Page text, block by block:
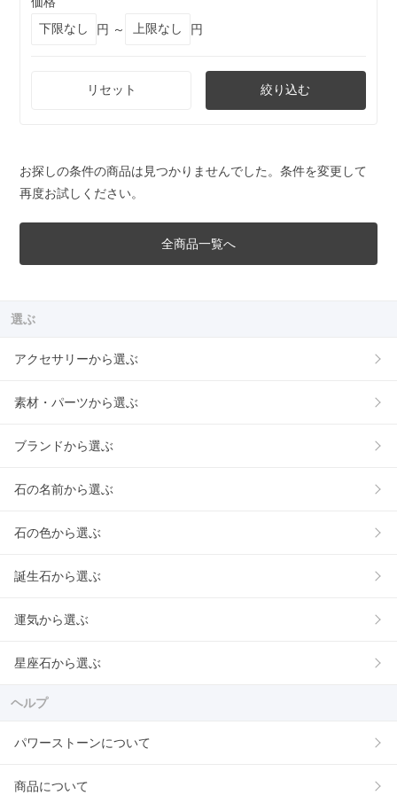
円 ～
円
リセット 絞り込む
お探しの条件の商品は見つかりませんでした。条件を変更して
再度お試しください。
全商品一覧へ
選ぶ
アクセサリーから選ぶ
素材・パーツから選ぶ
ブランドから選ぶ
石の名前から選ぶ
石の色から選ぶ
誕生石から選ぶ
運気から選ぶ
星座石から選ぶ
ヘルプ
パワーストーンについて
商品について